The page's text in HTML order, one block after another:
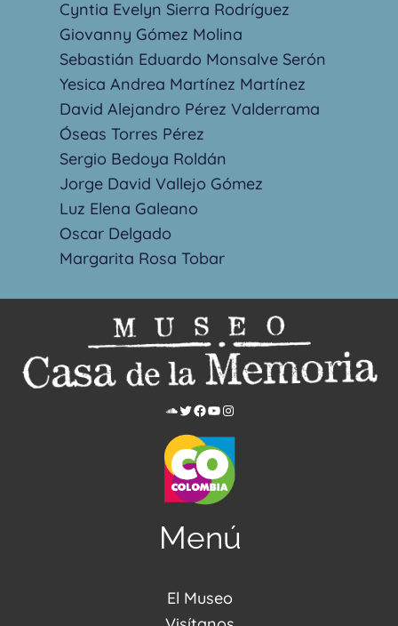
Cyntia Evelyn Sierra Rodríguez
Giovanny Gómez Molina
Sebastián Eduardo Monsalve Serón
Yesica Andrea Martínez Martínez
David Alejandro Pérez Valderrama
Óseas Torres Pérez
Sergio Bedoya Roldán
Jorge David Vallejo Gómez
Luz Elena Galeano
Oscar Delgado
Margarita Rosa Tobar
Menú
El Museo
Acerca de nosotros